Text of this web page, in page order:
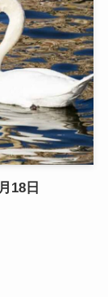
18日